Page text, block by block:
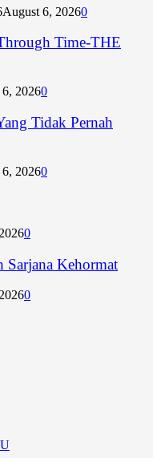
August 6, 20260
Time-THE
20260
Tidak Pernah
20260
0
Kehormat
0